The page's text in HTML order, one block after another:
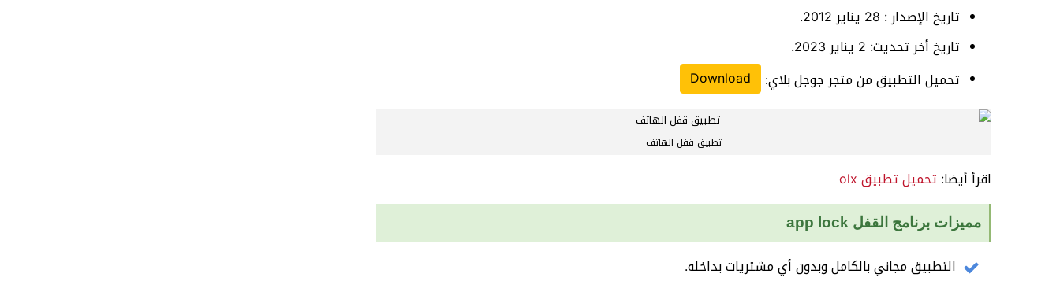
تاريخ الإصدار : 28 يناير 2012.
تاريخ أخر تحديث: 2 يناير 2023.
تحميل التطبيق من متجر جوجل بلاي:
Download
تطبيق قفل الهاتف
اقرأ أيضا: تحميل تطبيق olx
مميزات برنامج القفل app lock
التطبيق مجاني بالكامل وبدون أي مشتريات بداخله.